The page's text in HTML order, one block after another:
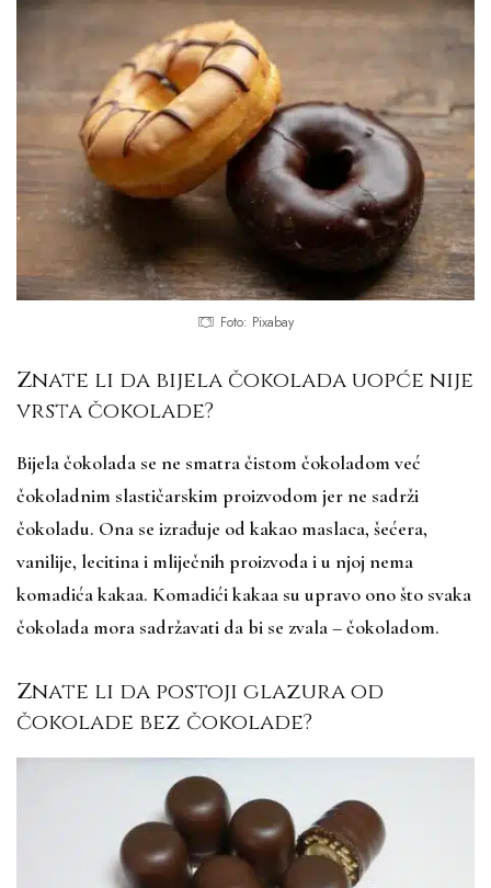
Foto: Pixabay
Znate li da bijela čokolada uopće nije
vrsta čokolade?
Bijela čokolada se ne smatra čistom čokoladom već
čokoladnim slastičarskim proizvodom jer ne sadrži
čokoladu. Ona se izrađuje od kakao maslaca, šećera,
vanilije, lecitina i mliječnih proizvoda i u njoj nema
komadića kakaa. Komadići kakaa su upravo ono što svaka
čokolada mora sadržavati da bi se zvala – čokoladom.
Znate li da postoji glazura od
čokolade bez čokolade?